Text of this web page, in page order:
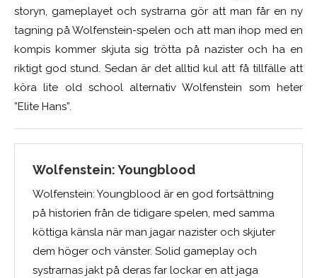
storyn, gameplayet och systrarna gör att man får en ny
tagning på Wolfenstein-spelen och att man ihop med en
kompis kommer skjuta sig trötta på nazister och ha en
riktigt god stund. Sedan är det alltid kul att få tillfälle att
köra lite old school alternativ Wolfenstein som heter
”Elite Hans”.
Wolfenstein: Youngblood
Wolfenstein: Youngblood är en god fortsättning
på historien från de tidigare spelen, med samma
köttiga känsla när man jagar nazister och skjuter
dem höger och vänster. Solid gameplay och
systrarnas jakt på deras far lockar en att jaga